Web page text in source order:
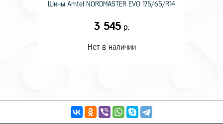
Шины Amtel NORDMASTER EVO 175/65/R14
3 545р.
Нет в наличии